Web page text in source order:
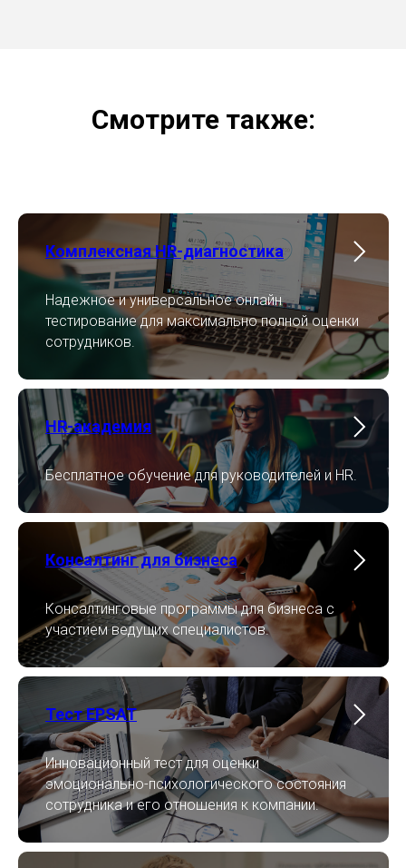
Смотрите также:
Комплексная HR-диагностика
Надежное и универсальное онлайн
тестирование для максимально полной оценки
сотрудников.
HR-академия
Бесплатное обучение для руководителей и HR.
Консалтинг для бизнеса
Консалтинговые программы для бизнеса с
участием ведущих специалистов.
Тест EPSAT
Инновационный тест для оценки
эмоционально-психологического состояния
сотрудника и его отношения к компании.